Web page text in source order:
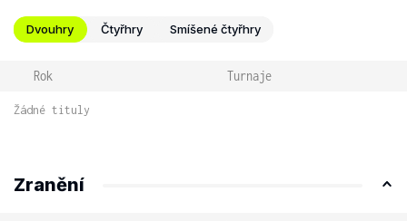
Dvouhry Čtyřhry Smíšené čtyřhry
Rok Turnaje
Žádné tituly
Zranění